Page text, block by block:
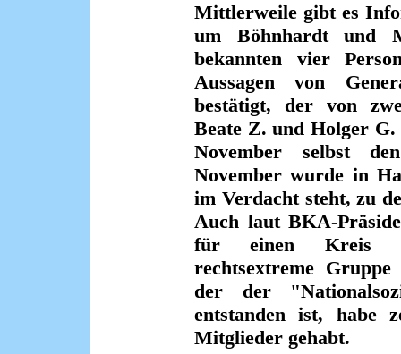
Mittlerweile gibt es
um Böhnhardt und
bekannten vier
Aussagen von
bestätigt, der von
Beate Z. und Holger
November selbst
November wurde in
im Verdacht steht, zu
Auch laut BKA-
für einen Kreis
rechtsextreme
der der
entstanden ist, habe
Mitglieder gehabt.